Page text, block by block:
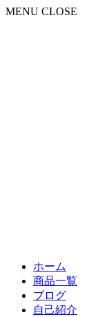
MENU CLOSE
ホーム
商品一覧
ブログ
自己紹介